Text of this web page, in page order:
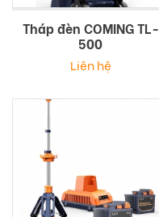
Tháp đèn COMING TL-
500
Liên hệ